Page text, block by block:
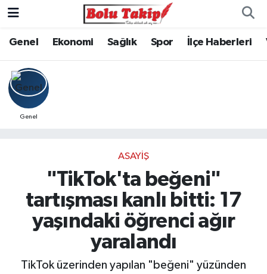
Genel Ekonomi Sağlık Spor İlçe Haberleri
Genel
ASAYIŞ
"TikTok'ta beğeni"
tartışması kanlı bitti: 17
yaşındaki öğrenci ağır
yaralandı
TikTok üzerinden yapılan "beğeni" yüzünden